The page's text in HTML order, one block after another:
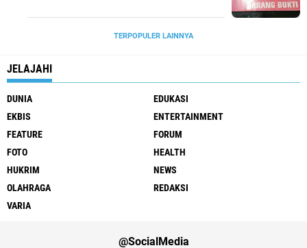
TERPOPULER LAINNYA
JELAJAHI
DUNIA
EDUKASI
EKBIS
ENTERTAINMENT
FEATURE
FORUM
FOTO
HEALTH
HUKRIM
NEWS
OLAHRAGA
REDAKSI
VARIA
@SocialMedia